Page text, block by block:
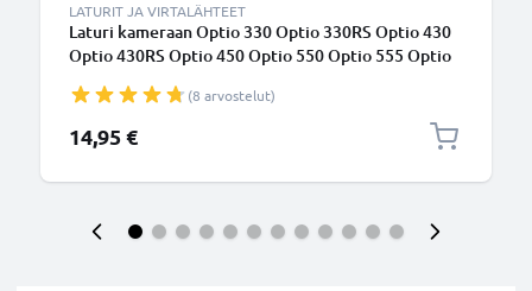
LATURIT JA VIRTALÄHTEET
Laturi kameraan Optio 330 Optio 330RS Optio 430
Optio 430RS Optio 450 Optio 550 Optio 555 Optio
D-LI7 tarvikelaturi(8 arvostelut)
14,95 €